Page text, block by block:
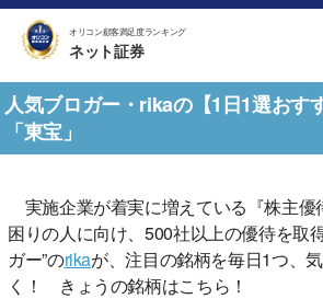
オリコン顧客満足度ランキング
ネット証券
人気ブロガー・rikaの【1日1選お
「東宝」
実施企業が着実に増えている『株主優
困りの人に向け、500社以上の優待を取
ガー”のrikaが、注目の銘柄を毎日1つ、
く！ きょうの銘柄はこちら！